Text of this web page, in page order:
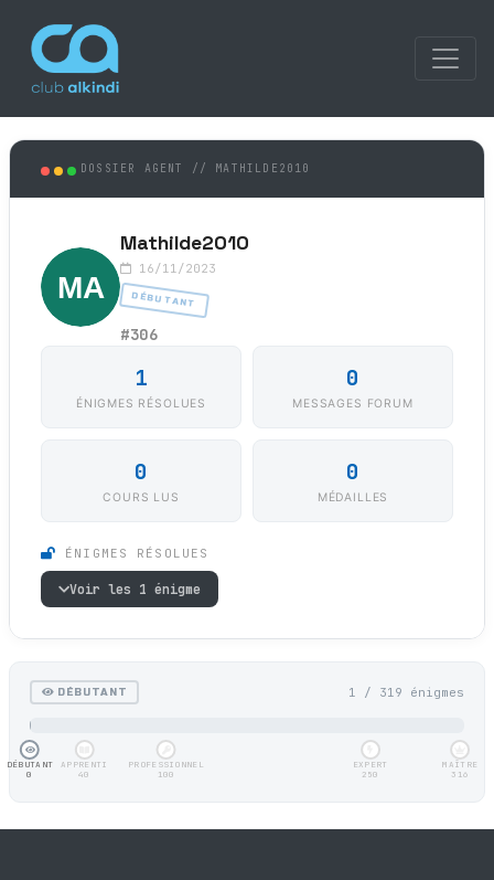
DOSSIER AGENT // MATHILDE2010
Mathilde2010
16/11/2023
DÉBUTANT
#306
1
ÉNIGMES RÉSOLUES
0
MESSAGES FORUM
0
COURS LUS
0
MÉDAILLES
ÉNIGMES RÉSOLUES
Voir les 1 énigme
DÉBUTANT 1 / 319 énigmes
DÉBUTANT
0
APPRENTI
40
PROFESSIONNEL
100
EXPERT
250
MAÎTRE
316